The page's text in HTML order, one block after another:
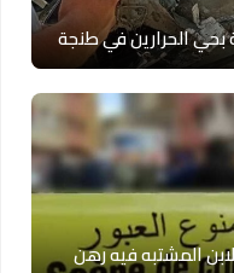
الحرارين في طنجة
المشتبه فيه رهن